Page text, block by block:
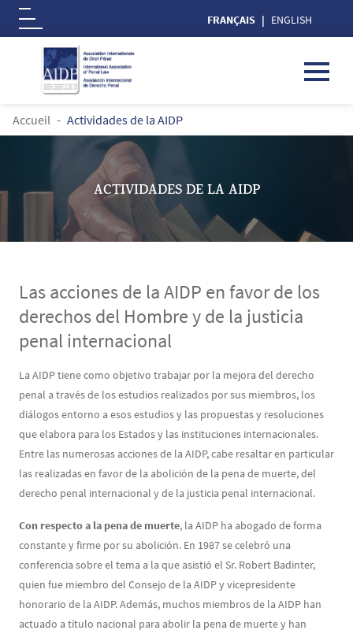
Aller au contenu principal
FRANÇAIS ENGLISH
Logo
FIL D'ARIANE
Accueil Actividades de la AIDP
ACTIVIDADES DE LA AIDP
Las acciones de la AIDP en favor de los
derechos del Hombre y de la justicia
penal internacional
Contenu
Texte
La AIDP tiene como objetivo trabajar por la mejora del derecho
penal a través de los estudios realizados por sus miembros, los
diálogos entorno a esos estudios y las propuestas y resoluciones
que elabora para los Estados y las instituciones internacionales.
Entre las numerosas acciones de la AIDP, cabe resaltar en particular
las realizadas en favor de la abolición de la pena de muerte, del
derecho penal internacional y de la justicia penal internacional.
Con respecto a la pena de muerte, la AIDP ha abogado de forma
constante y firme por su abolición. En 1987 se celebró una
conferencia sobre el tema a la que asistió el Sr. Robert Badinter,
quien fue miembro del Consejo de la AIDP y vicepresidente
honorario de la AIDP. Además, muchos miembros de la AIDP han
actuado a título nacional para abolir la pena de muerte y han